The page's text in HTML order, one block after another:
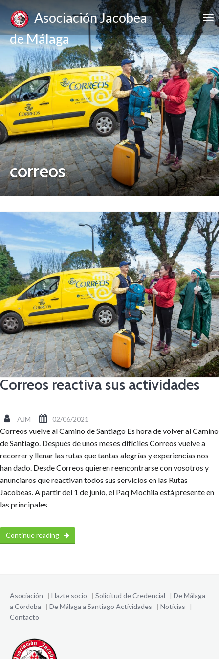
Asociación Jacobea
de Málaga
correos
Correos reactiva sus actividades
AJM 02/06/2021
Correos vuelve al Camino de Santiago Es hora de volver al Camino
de Santiago. Después de unos meses difíciles Correos vuelve a
recorrer y llenar las rutas que tantas alegrías y experiencias nos
han dado. Desde Correos quieren reencontrarse con vosotros y
anunciaros que reactivan todos sus servicios en las Rutas
Jacobeas. A partir del 1 de junio, el Paq Mochila está presente en
las principales …
Continue reading
Asociación | Hazte socio | Solicitud de Credencial | De Málaga
a Córdoba | De Málaga a Santiago Actividades | Noticias |
Contacto